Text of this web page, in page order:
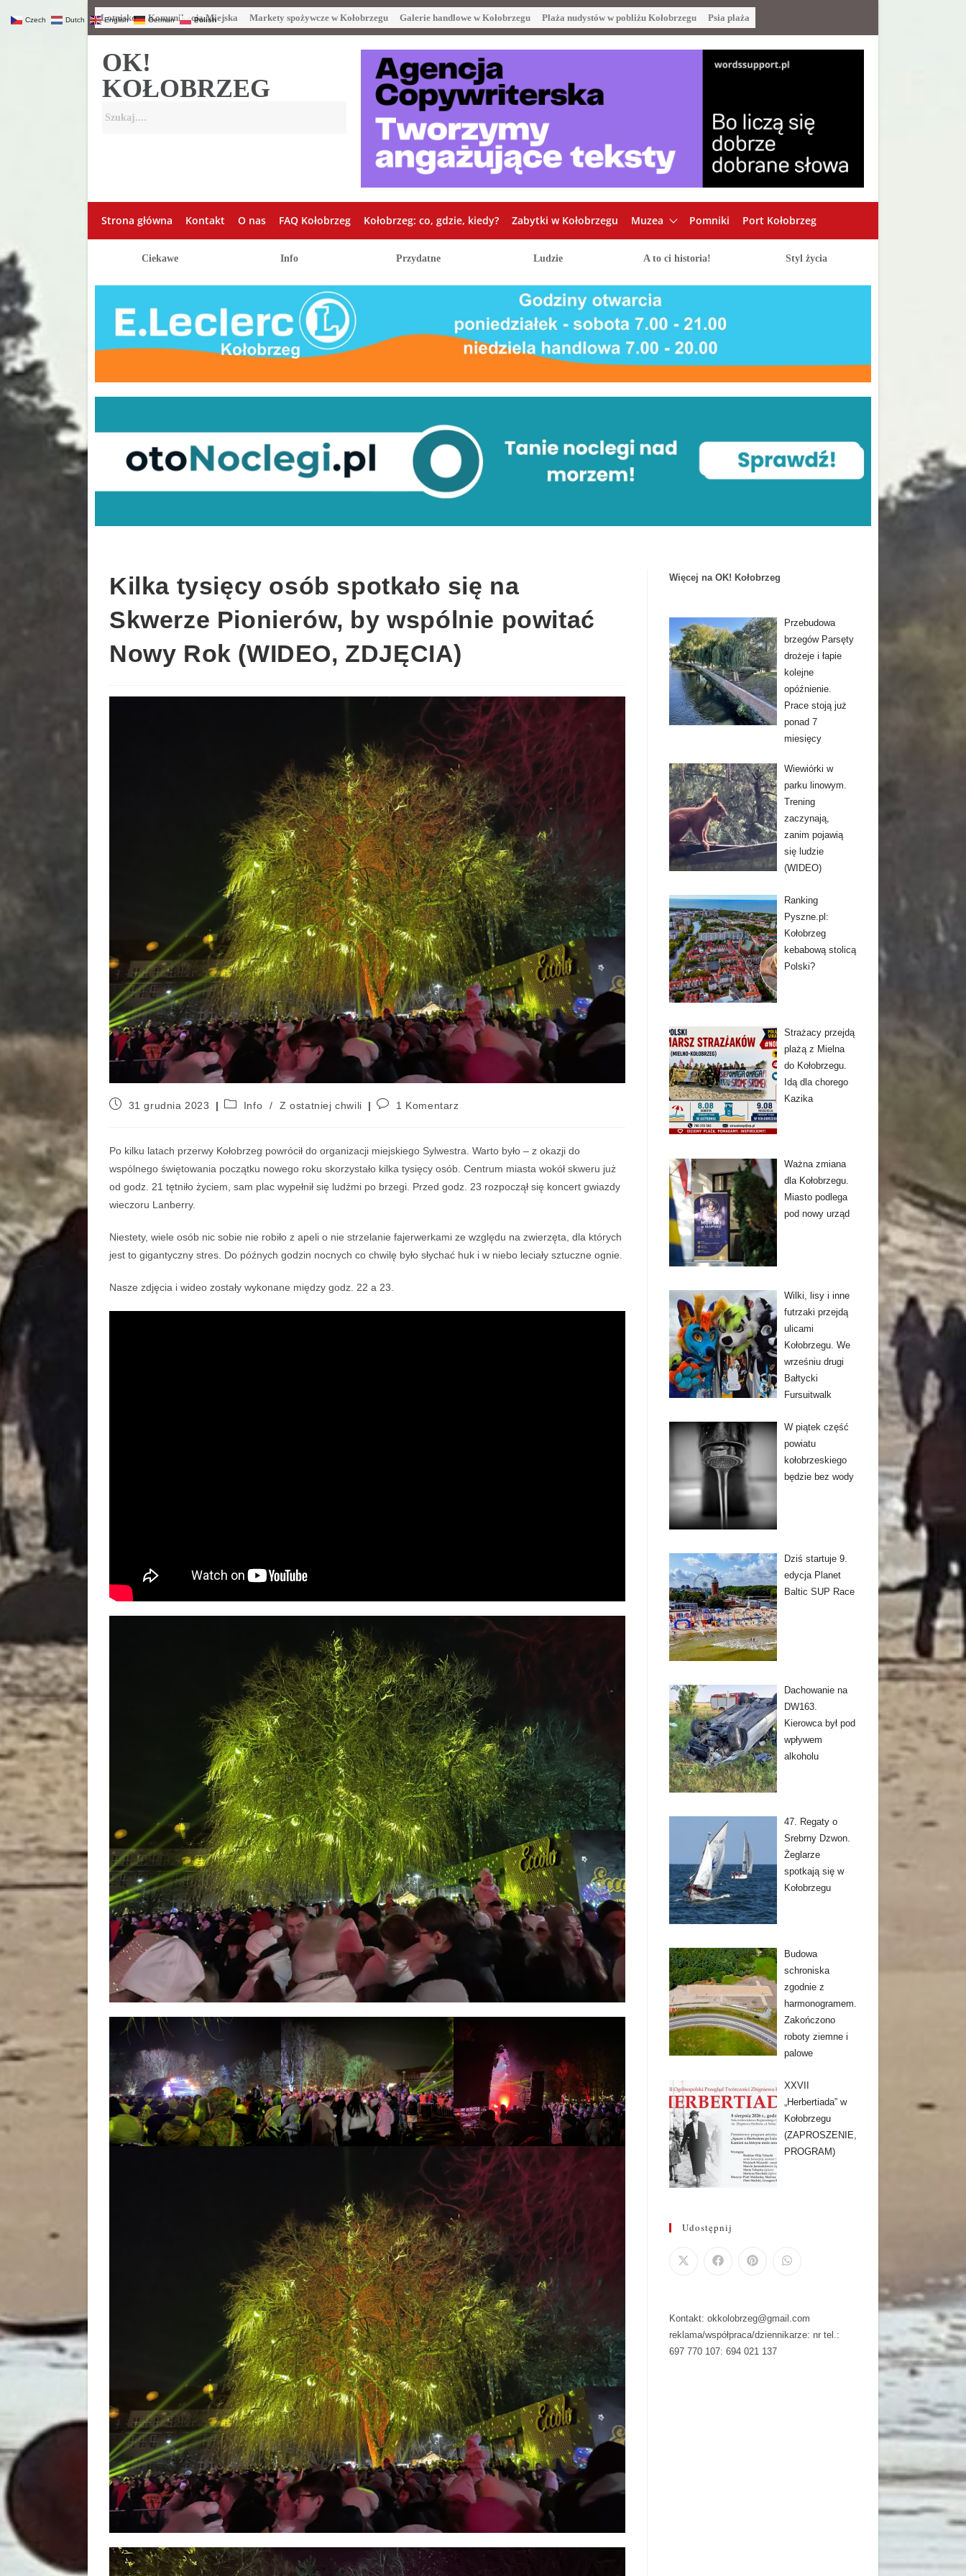
Lotnisko Komunikacja Miejska Markety spożywcze w Kołobrzegu Galerie handlowe w Kołobrzegu Plaża nudystów w pobliżu Kołobrzegu Psia plaża
OK!
KOŁOBRZEG
Strona główna Kontakt O nas FAQ Kołobrzeg Kołobrzeg: co, gdzie, kiedy? Zabytki w Kołobrzegu Muzea Pomniki Port Kołobrzeg
Ciekawe Info Przydatne Ludzie A to ci historia! Styl życia
Kilka tysięcy osób spotkało się na
Skwerze Pionierów, by wspólnie powitać
Nowy Rok (WIDEO, ZDJĘCIA)
31 grudnia 2023 Info / Z ostatniej chwili 1 Komentarz
Po kilku latach przerwy Kołobrzeg powrócił do organizacji miejskiego Sylwestra. Warto było – z okazji do
wspólnego świętowania początku nowego roku skorzystało kilka tysięcy osób. Centrum miasta wokół skweru już
od godz. 21 tętniło życiem, sam plac wypełnił się ludźmi po brzegi. Przed godz. 23 rozpoczął się koncert gwiazdy
wieczoru Lanberry.
Niestety, wiele osób nic sobie nie robiło z apeli o nie strzelanie fajerwerkami ze względu na zwierzęta, dla których
jest to gigantyczny stres. Do późnych godzin nocnych co chwilę było słychać huk i w niebo leciały sztuczne ognie.
Nasze zdjęcia i wideo zostały wykonane między godz. 22 a 23.
Więcej na OK! Kołobrzeg
Przebudowa
brzegów Parsęty
drożeje i łapie
kolejne
opóźnienie.
Prace stoją już
ponad 7
miesięcy
Wiewiórki w
parku linowym.
Trening
zaczynają,
zanim pojawią
się ludzie
(WIDEO)
Ranking
Pyszne.pl:
Kołobrzeg
kebabową stolicą
Polski?
Strażacy przejdą
plażą z Mielna
do Kołobrzegu.
Idą dla chorego
Kazika
Ważna zmiana
dla Kołobrzegu.
Miasto podlega
pod nowy urząd
Wilki, lisy i inne
futrzaki przejdą
ulicami
Kołobrzegu. We
wrześniu drugi
Bałtycki
Fursuitwalk
W piątek część
powiatu
kołobrzeskiego
będzie bez wody
Dziś startuje 9.
edycja Planet
Baltic SUP Race
Dachowanie na
DW163.
Kierowca był pod
wpływem
alkoholu
47. Regaty o
Srebrny Dzwon.
Żeglarze
spotkają się w
Kołobrzegu
Budowa
schroniska
zgodnie z
harmonogramem.
Zakończono
roboty ziemne i
palowe
XXVII
„Herbertiada” w
Kołobrzegu
(ZAPROSZENIE,
PROGRAM)
Udostępnij
Kontakt: okkolobrzeg@gmail.com
reklama/współpraca/dziennikarze: nr tel.:
697 770 107: 694 021 137
Czech Dutch English German Polish